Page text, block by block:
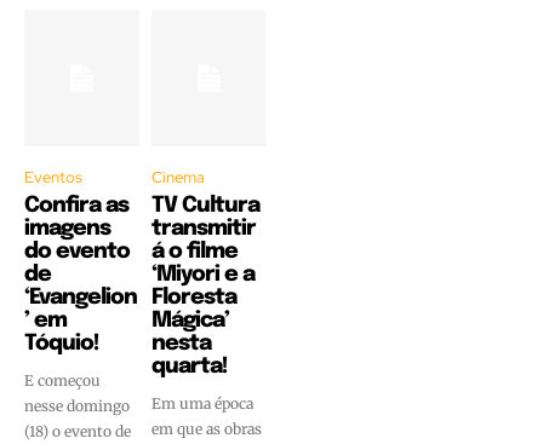
Eventos
Confira as
imagens
do evento
de
‘Evangelion
’ em
Tóquio!
E começou
nesse domingo
(18) o evento de
Cinema
TV Cultura
transmitir
á o filme
‘Miyori e a
Floresta
Mágica’
nesta
quarta!
Em uma época
em que as obras